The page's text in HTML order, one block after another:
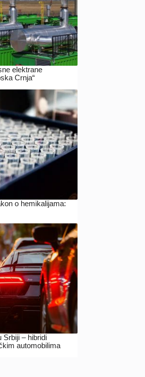
elektrane
Crnja“
o hemikalijama:
Srbiji – hibridi
automobilima